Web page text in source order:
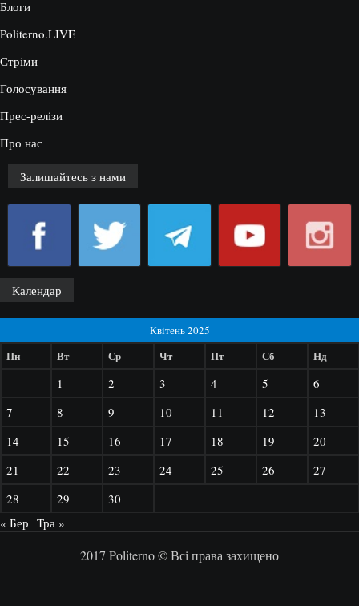
Блоги
Politerno.LIVE
Стріми
Голосування
Прес-релізи
Про нас
Залишайтесь з нами
Календар
Квітень 2025
Пн Вт Ср Чт Пт Сб Нд
1 2 3 4 5
6
7
8 9 10 11 12
13
14
15 16 17 18 19
20
21
22 23 24 25 26
27
28
29
30
« Бер Тра »
2017 Politerno © Всі права захищено